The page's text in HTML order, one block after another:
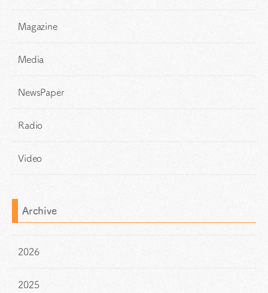
Magazine
Media
NewsPaper
Radio
Video
Archive
2026
2025